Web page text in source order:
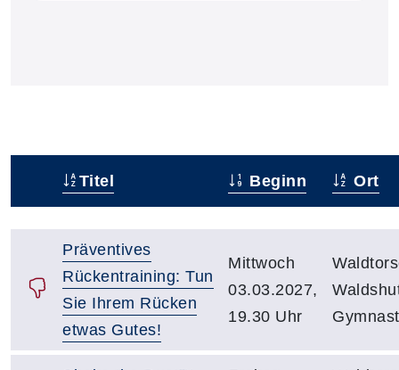
Status
Titel Beginn Ort
Präventives
Rückentraining: Tun
Sie Ihrem Rücken
etwas Gutes!
Mittwoch
03.03.2027,
19.30 Uhr